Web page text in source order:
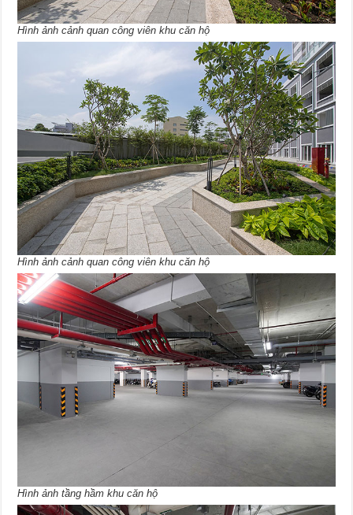
Hình ảnh cảnh quan công viên khu căn hộ
Hình ảnh cảnh quan công viên khu căn hộ
Hình ảnh tầng hầm khu căn hộ